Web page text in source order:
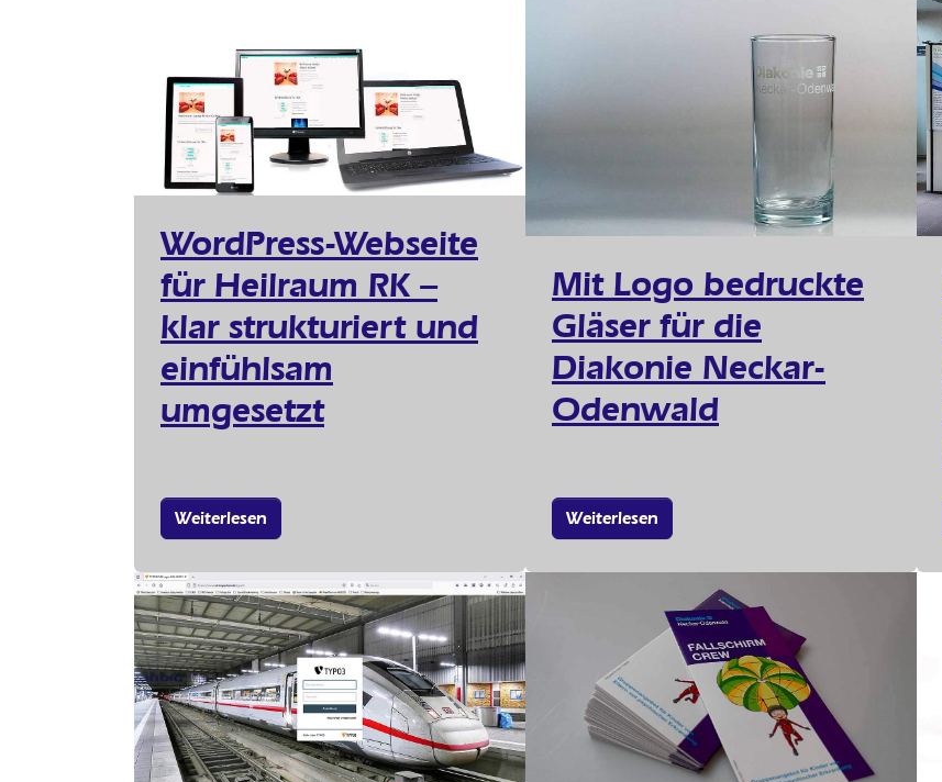
WordPress-Webseite
für Heilraum RK –
klar strukturiert und
einfühlsam
umgesetzt
Weiterlesen
Mit Logo bedruckte
Gläser für die
Diakonie Neckar-
Odenwald
Weiterlesen